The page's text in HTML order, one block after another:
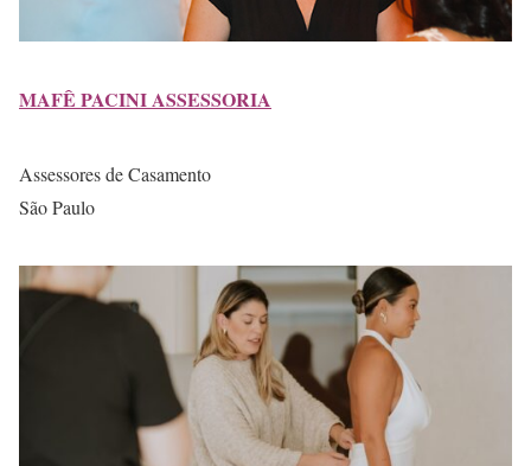
MAFÊ PACINI ASSESSORIA
Assessores de Casamento
São Paulo